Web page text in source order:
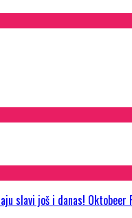
slavi još i danas! Oktobeer